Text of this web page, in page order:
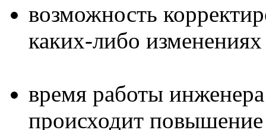
возможность
каких-либо
время работы
происходит